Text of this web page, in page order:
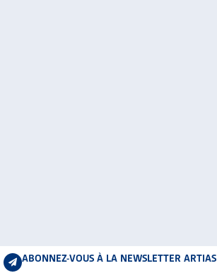
ABONNEZ-VOUS À LA NEWSLETTER ARTIAS